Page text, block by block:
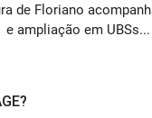
de Floriano
e ampliação em UBSs...